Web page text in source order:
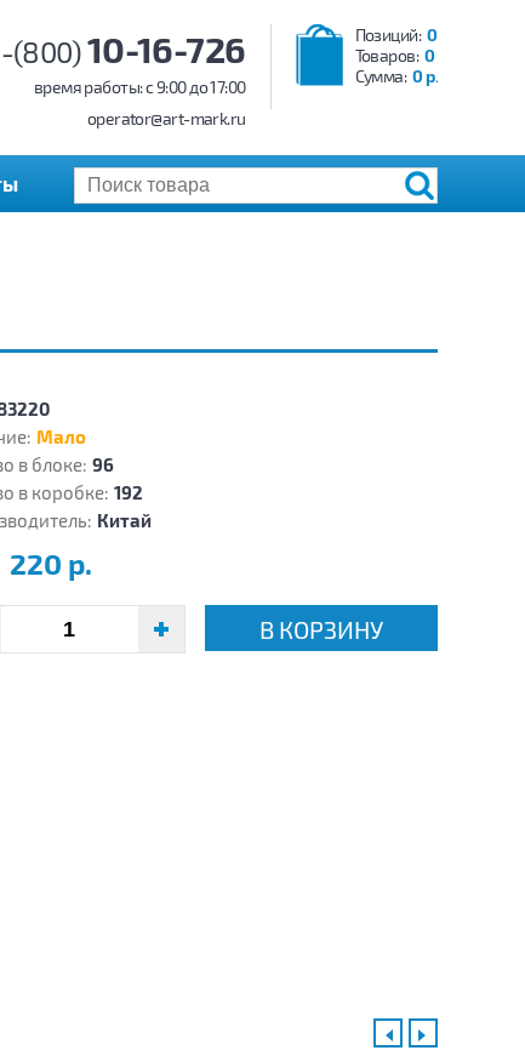
Позиций: 0
Товаров: 0
Сумма: 0 р.
(800)10-16-726
время работы: c 9:00 до 17:00
operator@art-mark.ru
Мало
в блоке: 96
в коробке: 192
Китай
220 р.
В КОРЗИНУ